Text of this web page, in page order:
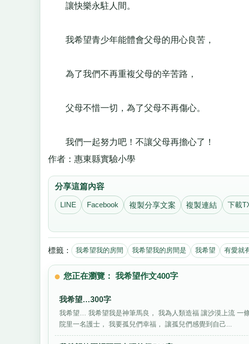
讓快樂永駐人間。
我希望青少年能體會父母的用心良苦，
為了我們不再重複父母的辛苦路，
父母不惜一切，為了父母不再傷心。
我們一起努力吧！不讓父母再擔心了！
作者：惠東縣實驗小學
分享這篇內容
LINE Facebook 複製分享文案 複製連結 下載
標籤： 我希望我的房間 我希望我的房間是 我希望 有愛就
您正在瀏覽： 我希望作文400字
我希望…300字
我希望… 我希望我是神筆馬良， 我為人類造福 讓沙漠上流 一
院里一名護士， 我要孤兒們幸福， 讓孤兒們感覺到自己...